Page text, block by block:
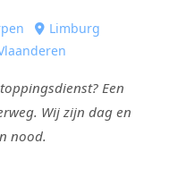
Limburg
Een
Wij zijn dag en
nood.